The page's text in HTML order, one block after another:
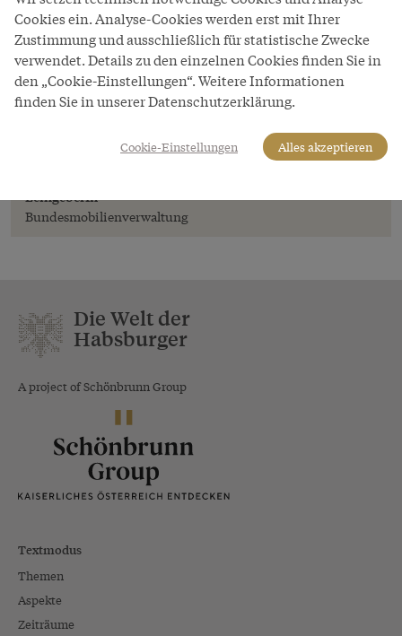
Bild
Terrine aus dem Grand Vermeil-Service
Copyright
Bundesmobilienverwaltung/ Objektstandort: Silberkammer
LeihgeberIn
Bundesmobilienverwaltung
Die Welt der
Habsburger
A project of Schönbrunn Group
Textmodus
Themen
Aspekte
Zeiträume
Cookies ein. Analyse-Cookies werden erst mit Ihrer
Zustimmung und ausschließlich für statistische Zwecke
verwendet. Details zu den einzelnen Cookies finden Sie in
den „Cookie-Einstellungen“. Weitere Informationen
finden Sie in unserer Datenschutzerklärung.
Cookie-Einstellungen Alles akzeptieren